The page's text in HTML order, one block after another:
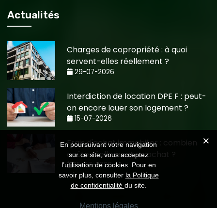
Actualités
Charges de copropriété : à quoi
servent-elles réellement ?
29-07-2026
Interdiction de location DPE F : peut-
on encore louer son logement ?
15-07-2026
Frais d'achat immobilier : combien
coûte réellement un achat ?
15-07-2026
En poursuivant votre navigation
sur ce site, vous acceptez
l’utilisation de cookies. Pour en
savoir plus, consulter la Politique
de confidentialité du site.
Mentions légales